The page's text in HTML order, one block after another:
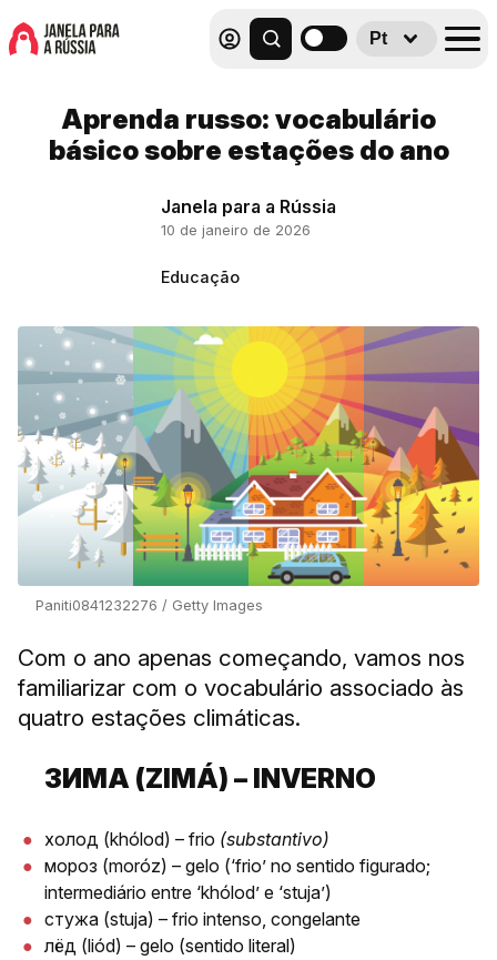
Pt
Aprenda russo: vocabulário
básico sobre estações do ano
Janela para a Rússia
10 de janeiro de 2026
Educação
Paniti0841232276 / Getty Images
Com o ano apenas começando, vamos nos
familiarizar com o vocabulário associado às
quatro estações climáticas.
ЗИМА (ZIMÁ) – INVERNO
холод (khólod) – frio (substantivo)
мороз (moróz) – gelo (‘frio’ no sentido figurado;
intermediário entre ‘khólod’ e ‘stuja’)
стужа (stuja) – frio intenso, congelante
лёд (liód) – gelo (sentido literal)